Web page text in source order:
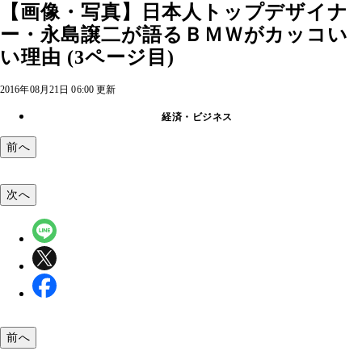
【画像・写真】日本人トップデザイナ
ー・永島譲二が語るＢＭＷがカッコい
い理由 (3ページ目)
2016年08月21日 06:00 更新
経済・ビジネス
前へ
次へ
前へ